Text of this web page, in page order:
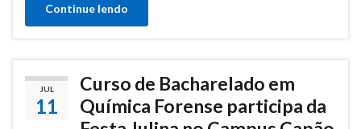
Continue lendo
JUL
11
Curso de Bacharelado em
Química Forense participa da